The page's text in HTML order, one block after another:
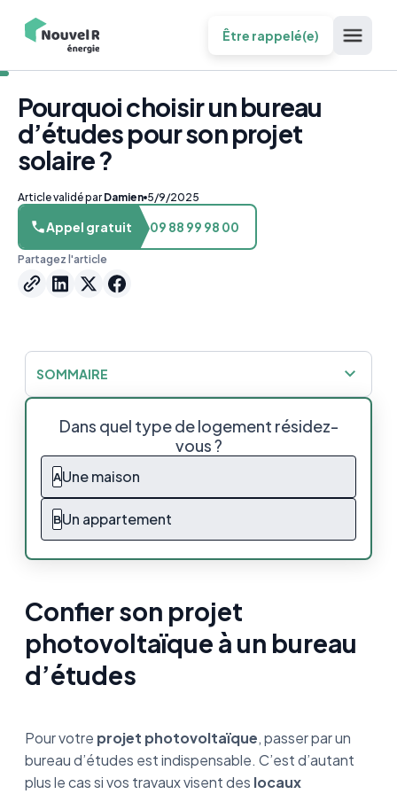
Être rappelé(e)
Pourquoi choisir un bureau
d’études pour son projet
solaire ?
Article validé par Damien 5/9/2025
Appel gratuit 09 88 99 98 00
Partagez l'article
Dans quel type de logement résidez-
vous ?
AUne maison
BUn appartement
Confier son projet
photovoltaïque à un bureau
d’études
Pour votre projet photovoltaïque, passer par un
bureau d’études est indispensable. C’est d’autant
plus le cas si vos travaux visent des locaux
SOMMAIRE
Confier son projet photovoltaïque à un
bureau d’études
Les missions d’un bureau d’études
photovoltaïque
Les critères pour choisir son bureau d’études
photovoltaïque
faut retenir